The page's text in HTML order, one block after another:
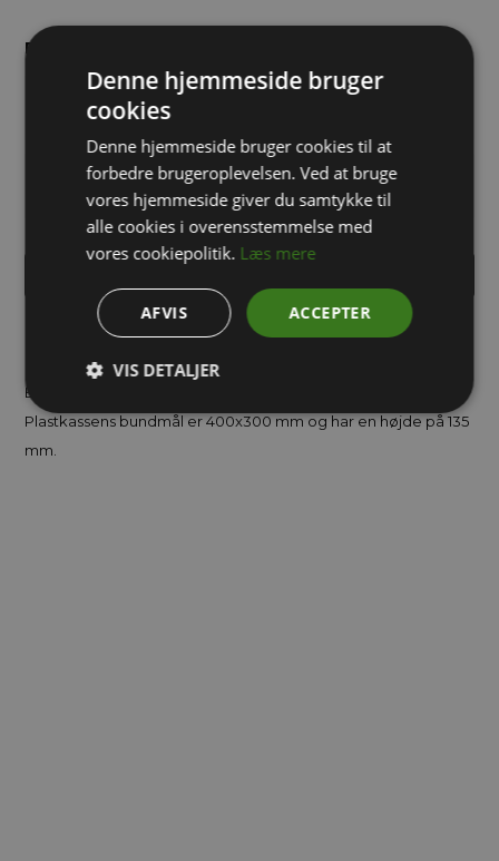
Brug for hjælp?
71 99 02 95
Robust og slagfast kuffertkasse i PP plast. Låget er hængslet
på kassens bagkant og åbnes/låses nemt med to kliklåse.
Ergonomisk håndtag er monteret på kassens front.
Plastkassens bundmål er 400x300 mm og har en højde på 135
mm.
Denne hjemmeside bruger
cookies
Denne hjemmeside bruger cookies til at
forbedre brugeroplevelsen. Ved at bruge
vores hjemmeside giver du samtykke til
alle cookies i overensstemmelse med
vores cookiepolitik. Læs mere
ACCEPTER
AFVIS
VIS DETALJER